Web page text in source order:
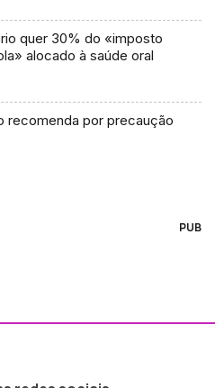
quer 30% do «imposto
alocado à saúde oral
recomenda por precaução
PUB